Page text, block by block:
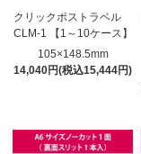
クリックポストラベル
CLM-1 【1～10ケース】
105×148.5mm
14,040円(税込15,444円)